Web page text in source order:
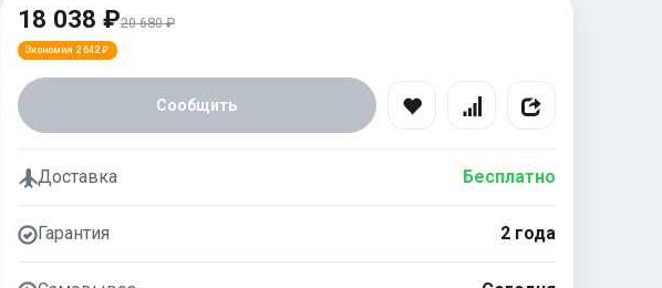
18 038 ₽20 680 ₽
Экономия 2 642 ₽
Сообщить
Доставка Бесплатно
Гарантия 2 года